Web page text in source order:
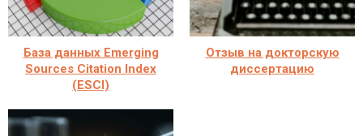
База данных Emerging
Sources Citation Index
(ESCI)
Отзыв на докторскую
диссертацию